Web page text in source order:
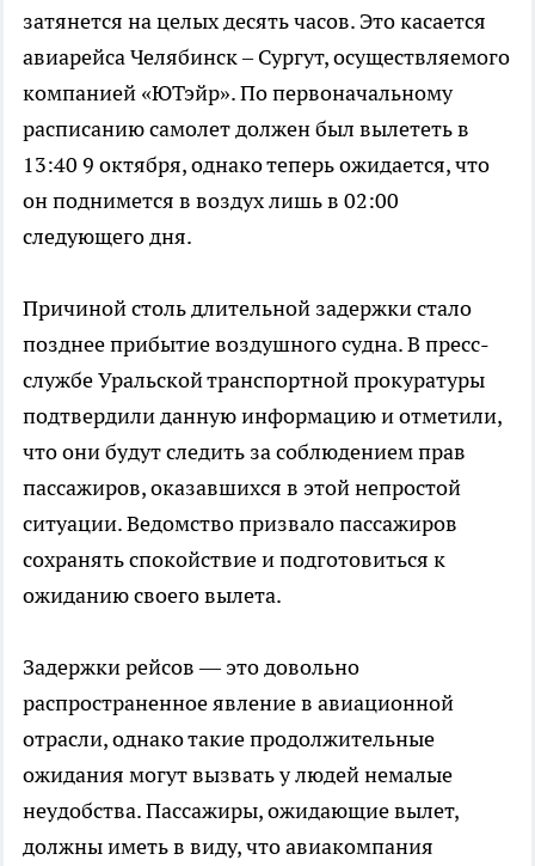
затянется на целых десять часов. Это касается
авиарейса Челябинск – Сургут, осуществляемого
компанией «ЮТэйр». По первоначальному
расписанию самолет должен был вылететь в
13:40 9 октября, однако теперь ожидается, что
он поднимется в воздух лишь в 02:00
следующего дня.
Причиной столь длительной задержки стало
позднее прибытие воздушного судна. В пресс-
службе Уральской транспортной прокуратуры
подтвердили данную информацию и отметили,
что они будут следить за соблюдением прав
пассажиров, оказавшихся в этой непростой
ситуации. Ведомство призвало пассажиров
сохранять спокойствие и подготовиться к
ожиданию своего вылета.
Задержки рейсов — это довольно
распространенное явление в авиационной
отрасли, однако такие продолжительные
ожидания могут вызвать у людей немалые
неудобства. Пассажиры, ожидающие вылет,
должны иметь в виду, что авиакомпания